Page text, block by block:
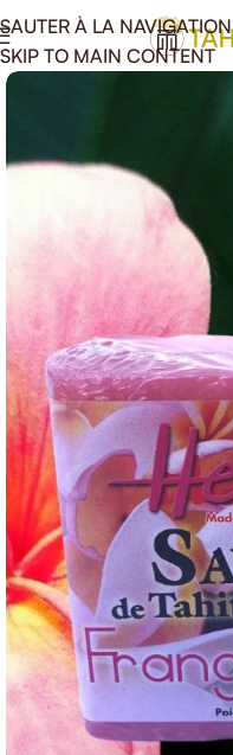
SAUTER À LA NAVIGATION
SKIP TO MAIN CONTENT